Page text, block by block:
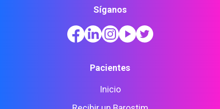
Síganos
Pacientes
Inicio